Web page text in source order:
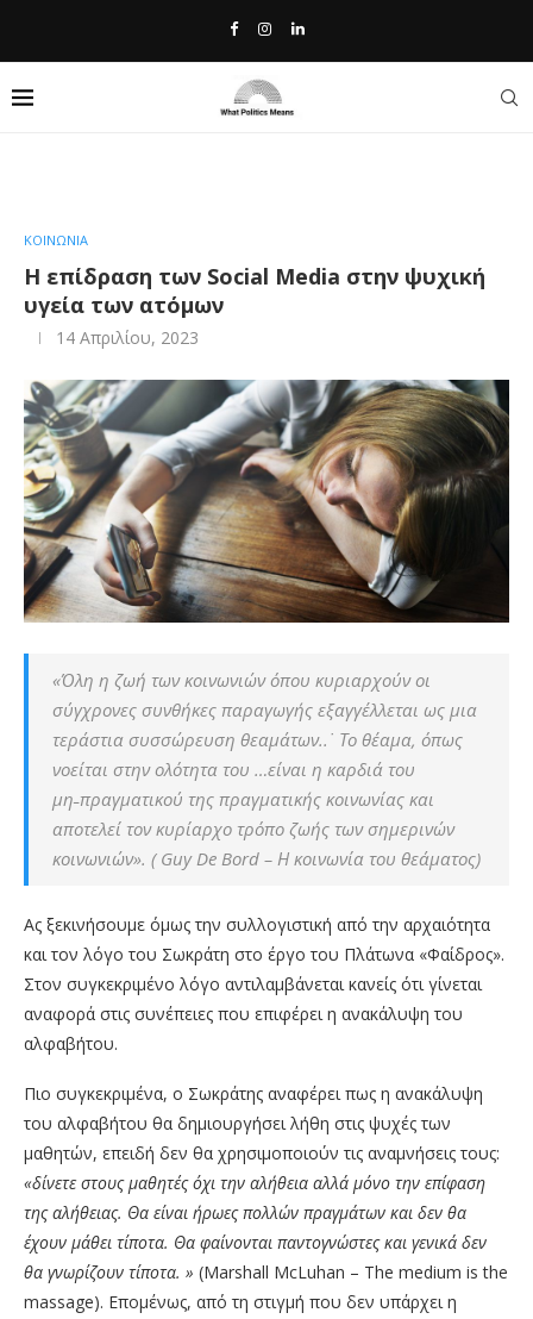
ΚΟΙΝΩΝΙΑ
Η επίδραση των Social Media στην ψυχική
υγεία των ατόμων
14 Απριλίου, 2023
«Όλη η ζωή των κοινωνιών όπου κυριαρχούν οι
σύγχρονες συνθήκες παραγωγής εξαγγέλλεται ως μια
τεράστια συσσώρευση θεαμάτων..˙ Το θέαμα, όπως
νοείται στην ολότητα του …είναι η καρδιά του
μη˗πραγματικού της πραγματικής κοινωνίας και
αποτελεί τον κυρίαρχο τρόπο ζωής των σημερινών
κοινωνιών». ( Guy De Bord – Η κοινωνία του θεάματος)
Ας ξεκινήσουμε όμως την συλλογιστική από την αρχαιότητα
και τον λόγο του Σωκράτη στο έργο του Πλάτωνα «Φαίδρος».
Στον συγκεκριμένο λόγο αντιλαμβάνεται κανείς ότι γίνεται
αναφορά στις συνέπειες που επιφέρει η ανακάλυψη του
αλφαβήτου.
Πιο συγκεκριμένα, ο Σωκράτης αναφέρει πως η ανακάλυψη
του αλφαβήτου θα δημιουργήσει λήθη στις ψυχές των
μαθητών, επειδή δεν θα χρησιμοποιούν τις αναμνήσεις τους:
«δίνετε στους μαθητές όχι την αλήθεια αλλά μόνο την επίφαση
της αλήθειας. Θα είναι ήρωες πολλών πραγμάτων και δεν θα
έχουν μάθει τίποτα. Θα φαίνονται παντογνώστες και γενικά δεν
θα γνωρίζουν τίποτα. » (Marshall McLuhan – The medium is the
massage). Επομένως, από τη στιγμή που δεν υπάρχει η